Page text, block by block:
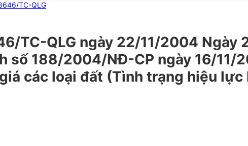
TC-QLG
TC-QLG ngày 22/11/2004
số 188/2004/NĐ-CP ngày 16/11/
các loại đất (Tình trạng hiệu lực